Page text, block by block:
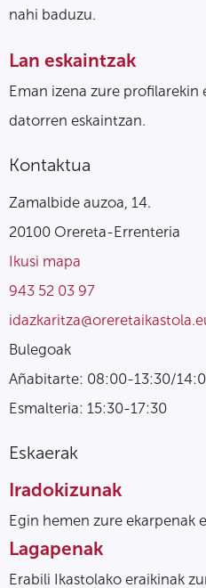
nahi baduzu.
Lan eskaintzak
Eman izena zure profilarekin
datorren eskaintzan.
Kontaktua
Zamalbide auzoa, 14.
20100 Orereta-Errenteria
Ikusi mapa
943 52 03 97
Bulegoak
Añabitarte: 08:00-13:30/
Esmalteria: 15:30-17:30
Eskaerak
Iradokizunak
Egin hemen zure ekarpenak
Lagapenak
Erabili Ikastolako eraikinak